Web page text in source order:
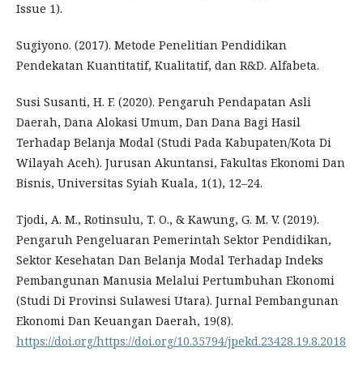
Issue 1).
Sugiyono. (2017). Metode Penelitian Pendidikan
Pendekatan Kuantitatif, Kualitatif, dan R&D. Alfabeta.
Susi Susanti, H. F. (2020). Pengaruh Pendapatan Asli
Daerah, Dana Alokasi Umum, Dan Dana Bagi Hasil
Terhadap Belanja Modal (Studi Pada Kabupaten/Kota Di
Wilayah Aceh). Jurusan Akuntansi, Fakultas Ekonomi Dan
Bisnis, Universitas Syiah Kuala, 1(1), 12–24.
Tjodi, A. M., Rotinsulu, T. O., & Kawung, G. M. V. (2019).
Pengaruh Pengeluaran Pemerintah Sektor Pendidikan,
Sektor Kesehatan Dan Belanja Modal Terhadap Indeks
Pembangunan Manusia Melalui Pertumbuhan Ekonomi
(Studi Di Provinsi Sulawesi Utara). Jurnal Pembangunan
Ekonomi Dan Keuangan Daerah, 19(8).
https://doi.org/https://doi.org/10.35794/jpekd.23428.19.8.2018